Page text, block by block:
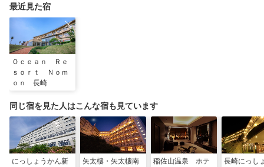
最近見た宿
Ｏｃｅａｎ Ｒｅ
ｓｏｒｔ Ｎｏｍ
ｏｎ 長崎
同じ宿を見た人はこんな宿も見ています
にっしょうかん新
矢太樓・矢太樓南
稲佐山温泉 ホテ
長崎にっし